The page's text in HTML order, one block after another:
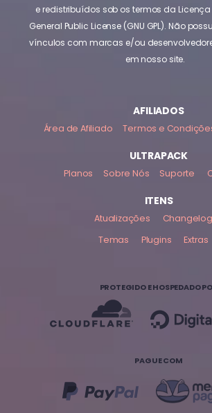
e redistribuídos sob os termos da
General Public License (GNU GPL). Não
vínculos com marcas e/ou
em nosso site.
AFILIADOS
Área de Afiliado Termos e
ULTRAPACK
Planos Sobre Nós Suporte
ITENS
Atualizações
Changelog
Temas
Plugins Extras
PROTEGIDO E HOSPEDADO
PAGUE COM